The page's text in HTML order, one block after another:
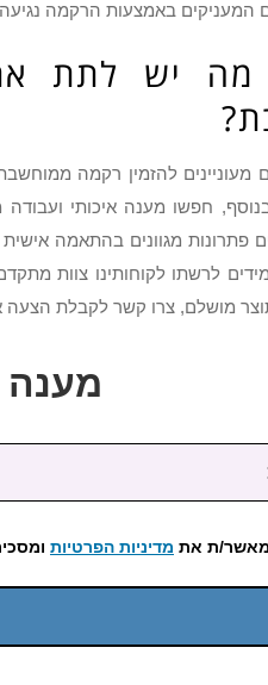
המעניקים באמצעות הרקמה
מה יש לתת
מעוניינים להזמין רקמה
בנוסף, חפשו מענה איכותי
פתרונות מגוונים בהתאמה
לרשתו לקוחותינו צוות
מושלם, צרו קשר לקבלת הצעה
מענה
מאשר/ת את מדיניות הפרטיות